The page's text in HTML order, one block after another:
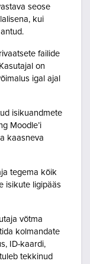
seose
kui
failide
on
igal ajal
isikuandmete
Moodle’i
kaasneva
tegema kõik
isikute ligipääs
võtma
kolmandate
ID-kaardi,
tekkinud